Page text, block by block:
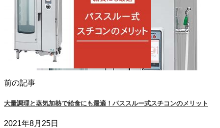
前の記事
大量調理と蒸気加熱で給食にも最適！パススルー式スチコンのメリット
2021年8月25日